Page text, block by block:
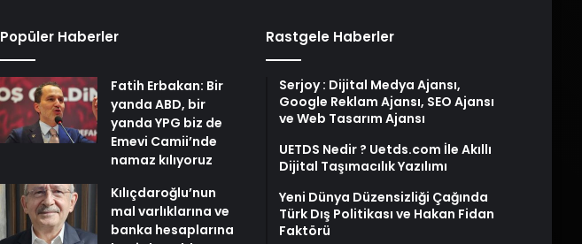
Popüler Haberler
Fatih Erbakan: Bir
yanda ABD, bir
yanda YPG biz de
Emevi Camii’nde
namaz kılıyoruz
Kılıçdaroğlu’nun
mal varlıklarına ve
banka hesaplarına
Rastgele Haberler
Serjoy : Dijital Medya Ajansı,
Google Reklam Ajansı, SEO Ajansı
ve Web Tasarım Ajansı
UETDS Nedir ? Uetds.com İle Akıllı
Dijital Taşımacılık Yazılımı
Yeni Dünya Düzensizliği Çağında
Türk Dış Politikası ve Hakan Fidan
Faktörü